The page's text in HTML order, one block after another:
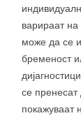
варираат
може да се
бременост
се пренесат
покажуваат